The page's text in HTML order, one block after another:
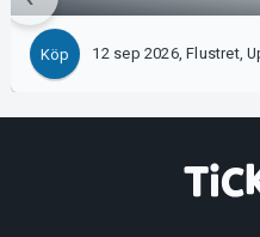
Köp 12 sep 2026, Flustret,